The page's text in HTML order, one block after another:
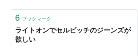
6 ブックマーク
ライトオンでセルビッチのジーンズが
欲しい